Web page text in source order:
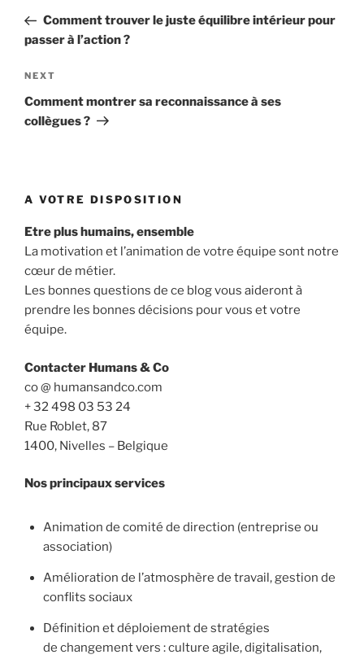
PostComment trouver le juste équilibre intérieur pour
passer à l’action ?
Next
Post
NEXT
Comment montrer sa reconnaissance à ses
collègues ?
A VOTRE DISPOSITION
Etre plus humains, ensemble
La motivation et l’animation de votre équipe sont notre
cœur de métier.
Les bonnes questions de ce blog vous aideront à
prendre les bonnes décisions pour vous et votre
équipe.
Contacter Humans & Co
co @ humansandco.com
+ 32 498 03 53 24
Rue Roblet, 87
1400, Nivelles – Belgique
Nos principaux services
Animation de comité de direction (entreprise ou
association)
Amélioration de l’atmosphère de travail, gestion de
conflits sociaux
Définition et déploiement de stratégies
de changement vers : culture agile, digitalisation,